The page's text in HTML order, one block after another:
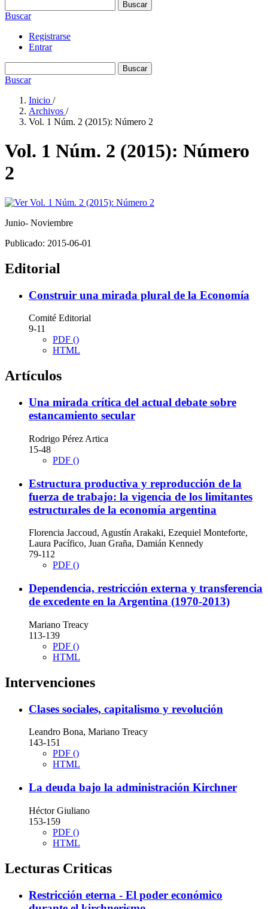
Buscar
Buscar
Registrarse
Entrar
Buscar
Buscar
Inicio /
Archivos /
Vol. 1 Núm. 2 (2015): Número 2
Vol. 1 Núm. 2 (2015): Número
2
Junio- Noviembre
Publicado: 2015-06-01
Editorial
Construir una mirada plural de la Economía
Comité Editorial
9-11
PDF ()
HTML
Artículos
Una mirada crítica del actual debate sobre
estancamiento secular
Rodrigo Pérez Artica
15-48
PDF ()
Estructura productiva y reproducción de la
fuerza de trabajo: la vigencia de los limitantes
estructurales de la economía argentina
Florencia Jaccoud, Agustín Arakaki, Ezequiel Monteforte,
Laura Pacífico, Juan Graña, Damián Kennedy
79-112
PDF ()
Dependencia, restricción externa y transferencia
de excedente en la Argentina (1970-2013)
Mariano Treacy
113-139
PDF ()
HTML
Intervenciones
Clases sociales, capitalismo y revolución
Leandro Bona, Mariano Treacy
143-151
PDF ()
HTML
La deuda bajo la administración Kirchner
Héctor Giuliano
153-159
PDF ()
HTML
Lecturas Criticas
Restricción eterna - El poder económico